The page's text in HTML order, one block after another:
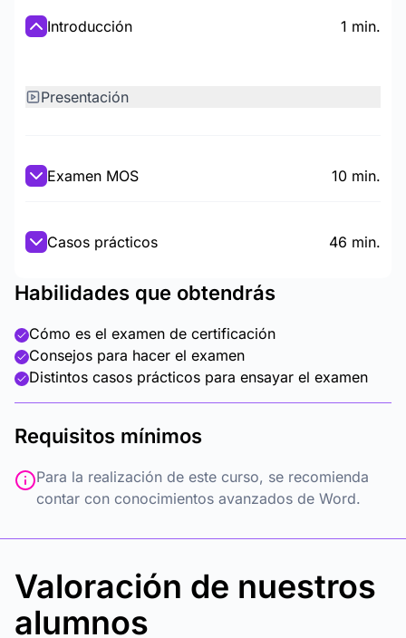
Introducción 1 min.
Presentación
Examen MOS 10 min.
Casos prácticos 46 min.
Habilidades que obtendrás
Cómo es el examen de certificación
Consejos para hacer el examen
Distintos casos prácticos para ensayar el examen
Requisitos mínimos
Para la realización de este curso, se recomienda
contar con conocimientos avanzados de Word.
Valoración de nuestros
alumnos